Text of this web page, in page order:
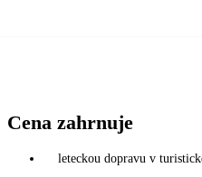
Cena zahrnuje
leteckou dopravu v